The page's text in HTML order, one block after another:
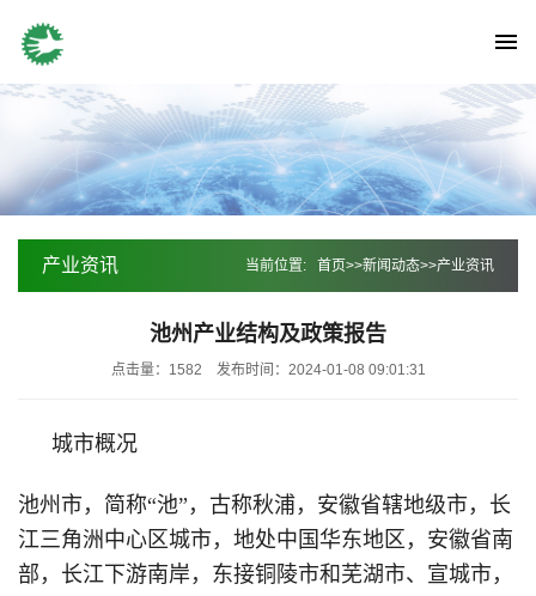
产业资讯 当前位置: 首页>>新闻动态>>产业资讯
池州产业结构及政策报告
点击量：1582 发布时间：2024-01-08 09:01:31
城市概况
池州市，简称“池”，古称秋浦，安徽省辖地级市，长
江三角洲中心区城市，地处中国华东地区，安徽省南
部，长江下游南岸，东接铜陵市和芜湖市、宣城市，